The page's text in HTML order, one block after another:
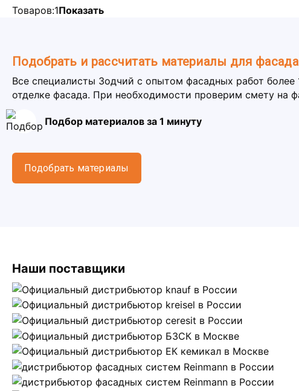
Товаров:1Показать
Подобрать и рассчитать материалы для
Все специалисты Зодчий с опытом фасадных работ
отделке фасада. При необходимости проверим смету на
Подбор материалов за 1 минуту
Подобрать материалы
Наши поставщики